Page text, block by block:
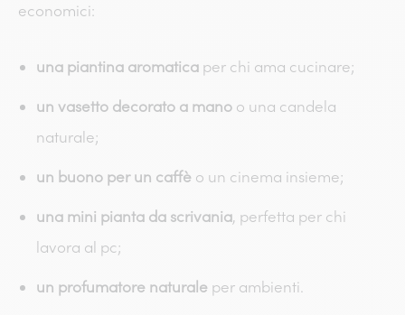
economici:
una piantina aromatica per chi ama cucinare;
un vasetto decorato a mano o una candela
naturale;
un buono per un caffè o un cinema insieme;
una mini pianta da scrivania, perfetta per chi
lavora al pc;
un profumatore naturale per ambienti.